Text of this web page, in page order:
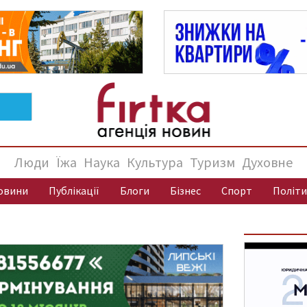
Люди Їжа Наука Культура Туризм Духовне
Публікації Блоги Бізнес Спорт